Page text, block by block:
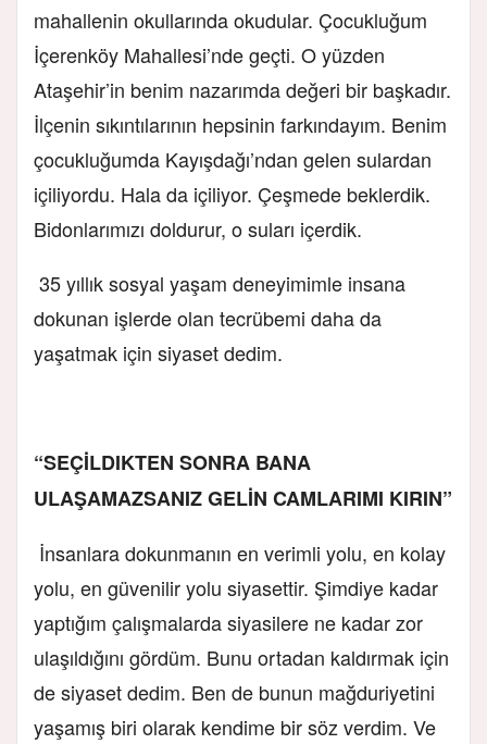
mahallenin okullarında okudular. Çocukluğum
İçerenköy Mahallesi’nde geçti. O yüzden
Ataşehir’in benim nazarımda değeri bir başkadır.
İlçenin sıkıntılarının hepsinin farkındayım. Benim
çocukluğumda Kayışdağı’ndan gelen sulardan
içiliyordu. Hala da içiliyor. Çeşmede beklerdik.
Bidonlarımızı doldurur, o suları içerdik.
35 yıllık sosyal yaşam deneyimimle insana
dokunan işlerde olan tecrübemi daha da
yaşatmak için siyaset dedim.
“SEÇİLDIKTEN SONRA BANA
ULAŞAMAZSANIZ GELİN CAMLARIMI KIRIN”
İnsanlara dokunmanın en verimli yolu, en kolay
yolu, en güvenilir yolu siyasettir. Şimdiye kadar
yaptığım çalışmalarda siyasilere ne kadar zor
ulaşıldığını gördüm. Bunu ortadan kaldırmak için
de siyaset dedim. Ben de bunun mağduriyetini
yaşamış biri olarak kendime bir söz verdim. Ve